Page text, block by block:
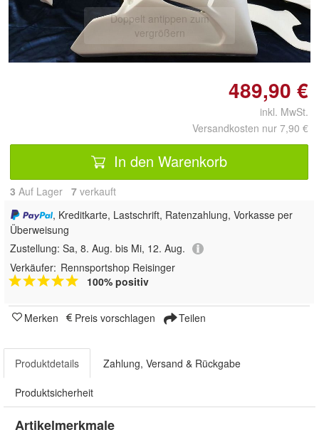
Doppelt antippen zum
vergrößern
489,90 €
inkl. MwSt.
Versandkosten nur 7,90 €
In den Warenkorb
3 Auf Lager 7 verkauft
, Kreditkarte, Lastschrift, Ratenzahlung, Vorkasse per
Überweisung
Zustellung: Sa, 8. Aug. bis Mi, 12. Aug.
Verkäufer: Rennsportshop Reisinger
100% positiv
Merken Preis vorschlagen Teilen
Produktdetails Zahlung, Versand & Rückgabe
Produktsicherheit
Artikelmerkmale